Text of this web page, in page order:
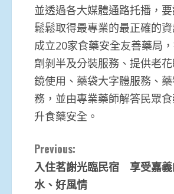
並透過各大媒體通路托播，
鬆鬆取得最專業的最正確的
成立20家食藥安全友善藥局
劑剝半及分裝服務、提供老
鏡使用、藥袋大字體服務、
務，並由專業藥師解答民眾
升食藥安全。
Continue
Reading
Previous:
入住茗謝光臨民宿 享受嘉
水、好風情